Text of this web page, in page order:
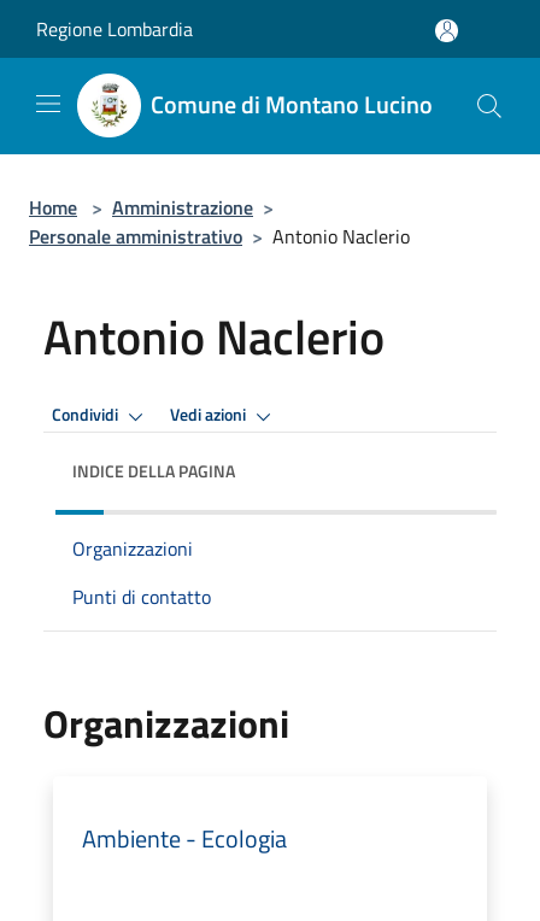
Regione Lombardia
Comune di Montano Lucino
Home > Amministrazione >
Personale amministrativo > Antonio Naclerio
Antonio Naclerio
Condividi Vedi azioni
INDICE DELLA PAGINA
Organizzazioni
Punti di contatto
Organizzazioni
Ambiente - Ecologia